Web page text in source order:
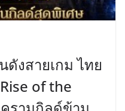
ดังสายเกม ไทย
of the